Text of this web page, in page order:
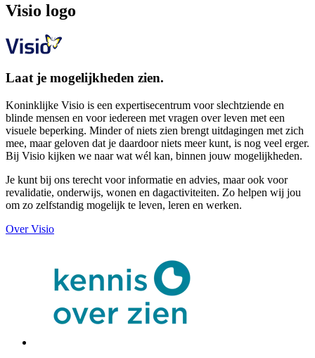
Visio logo
Laat je mogelijkheden zien.
Koninklijke Visio is een expertisecentrum voor slechtziende en
blinde mensen en voor iedereen met vragen over leven met een
visuele beperking. Minder of niets zien brengt uitdagingen met zich
mee, maar geloven dat je daardoor niets meer kunt, is nog veel erger.
Bij Visio kijken we naar wat wél kan, binnen jouw mogelijkheden.
Je kunt bij ons terecht voor informatie en advies, maar ook voor
revalidatie, onderwijs, wonen en dagactiviteiten. Zo helpen wij jou
om zo zelfstandig mogelijk te leven, leren en werken.
Over Visio